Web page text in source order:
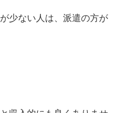
少ない人は、派遣の方が